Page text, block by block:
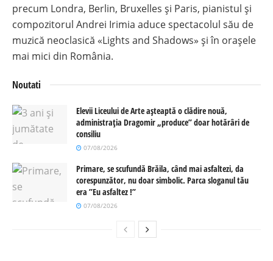
precum Londra, Berlin, Bruxelles și Paris, pianistul și
compozitorul Andrei Irimia aduce spectacolul său de
muzică neoclasică «Lights and Shadows» și în orașele
mai mici din România.
Noutati
Elevii Liceului de Arte așteaptă o clădire nouă,
administrația Dragomir „produce” doar hotărâri de
consiliu
07/08/2026
Primare, se scufundă Brăila, când mai asfaltezi, da
corespunzător, nu doar simbolic. Parca sloganul tău
era ”Eu asfaltez !”
07/08/2026